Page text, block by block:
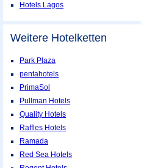
Hotels Lagos
Weitere Hotelketten
Park Plaza
pentahotels
PrimaSol
Pullman Hotels
Quality Hotels
Raffles Hotels
Ramada
Red Sea Hotels